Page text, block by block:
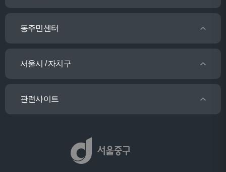
동주민센터
서울시 / 자치구
관련사이트